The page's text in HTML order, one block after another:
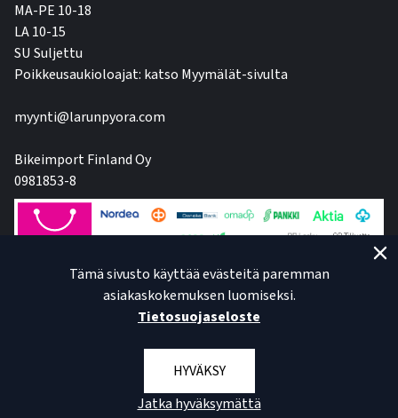
MA-PE 10-18
LA 10-15
SU Suljettu
Poikkeusaukioloajat: katso Myymälät-sivulta
myynti@larunpyora.com
Bikeimport Finland Oy
0981853-8
Tämä sivusto käyttää evästeitä paremman
asiakaskokemuksen luomiseksi.
Tietosuojaseloste
HYVÄKSY
Jatka hyväksymättä